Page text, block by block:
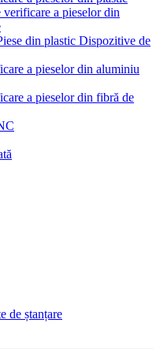
verificare a pieselor din
din plastic Dispozitive de
a pieselor din aluminiu
a pieselor din fibră de
de ștanțare